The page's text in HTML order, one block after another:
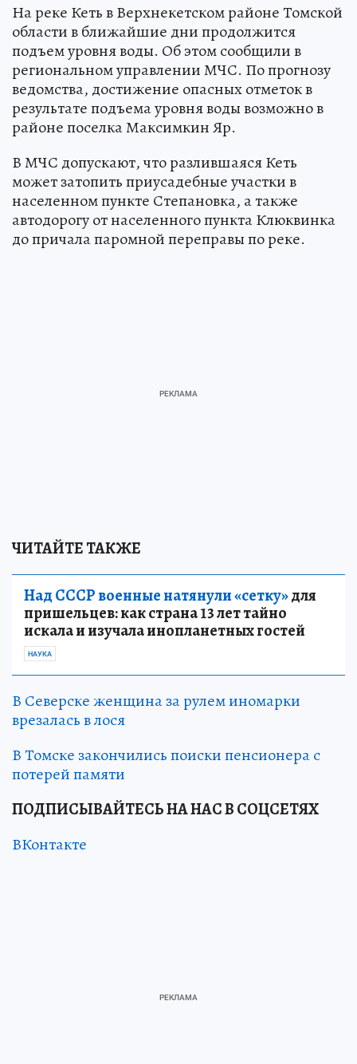
На реке Кеть в Верхнекетском районе Томской
области в ближайшие дни продолжится
подъем уровня воды. Об этом сообщили в
региональном управлении МЧС. По прогнозу
ведомства, достижение опасных отметок в
результате подъема уровня воды возможно в
районе поселка Максимкин Яр.
В МЧС допускают, что разлившаяся Кеть
может затопить приусадебные участки в
населенном пункте Степановка, а также
автодорогу от населенного пункта Клюквинка
до причала паромной переправы по реке.
ЧИТАЙТЕ ТАКЖЕ
Над СССР военные натянули «сетку»для
пришельцев: как страна 13 лет тайно
искала и изучала инопланетных гостей
НАУКА
В Северске женщина за рулем иномарки
врезалась в лося
В Томске закончились поиски пенсионера с
потерей памяти
ПОДПИСЫВАЙТЕСЬ НА НАС В СОЦСЕТЯХ
ВКонтакте